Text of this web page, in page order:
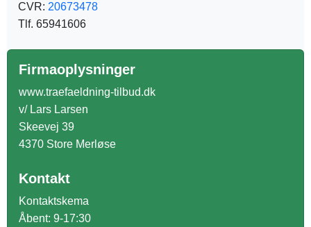
CVR: 20673478
Tlf. 65941606
Firmaoplysninger
www.traefaeldning-tilbud.dk
v/ Lars Larsen
Skeevej 39
4370 Store Merløse
Kontakt
Kontaktskema
Åbent: 9-17:30